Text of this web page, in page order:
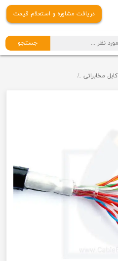
جستجو
دریافت مشاوره و استعلام قیمت
کابل مخابراتی